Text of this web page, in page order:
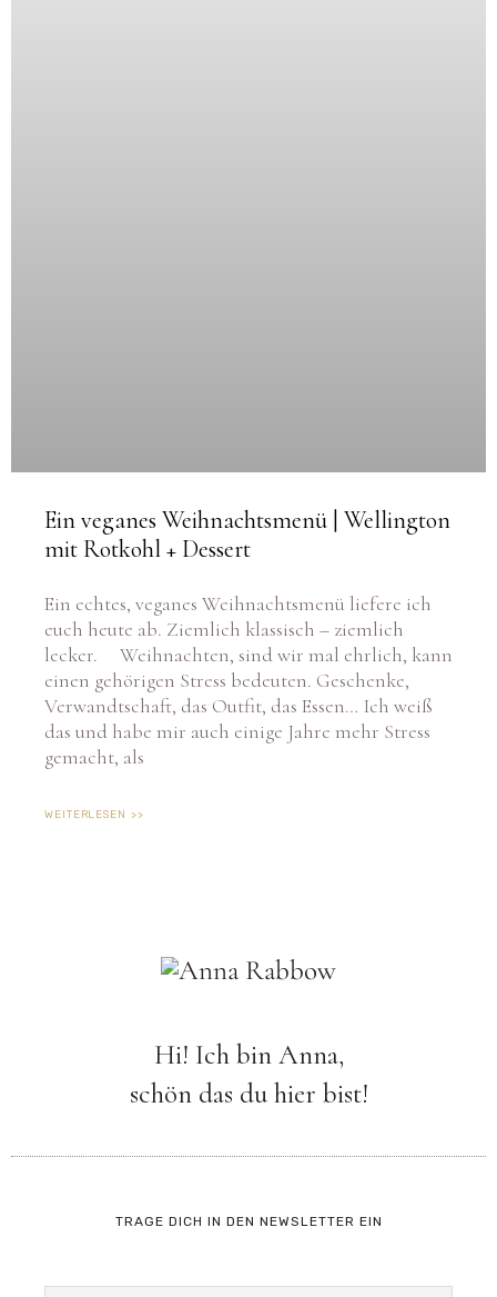
Ein veganes Weihnachtsmenü | Wellington
mit Rotkohl + Dessert
Ein echtes, veganes Weihnachtsmenü liefere ich
euch heute ab. Ziemlich klassisch – ziemlich
lecker. Weihnachten, sind wir mal ehrlich, kann
einen gehörigen Stress bedeuten. Geschenke,
Verwandtschaft, das Outfit, das Essen… Ich weiß
das und habe mir auch einige Jahre mehr Stress
gemacht, als
WEITERLESEN >>
Hi! Ich bin Anna,
schön das du hier bist!
TRAGE DICH IN DEN NEWSLETTER EIN